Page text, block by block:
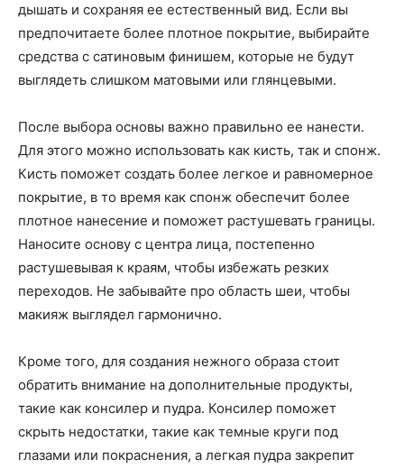
дышать и сохраняя ее естественный вид. Если вы
предпочитаете более плотное покрытие, выбирайте
средства с сатиновым финишем, которые не будут
выглядеть слишком матовыми или глянцевыми.
После выбора основы важно правильно ее нанести.
Для этого можно использовать как кисть, так и спонж.
Кисть поможет создать более легкое и равномерное
покрытие, в то время как спонж обеспечит более
плотное нанесение и поможет растушевать границы.
Наносите основу с центра лица, постепенно
растушевывая к краям, чтобы избежать резких
переходов. Не забывайте про область шеи, чтобы
макияж выглядел гармонично.
Кроме того, для создания нежного образа стоит
обратить внимание на дополнительные продукты,
такие как консилер и пудра. Консилер поможет
скрыть недостатки, такие как темные круги под
глазами или покраснения, а легкая пудра закрепит